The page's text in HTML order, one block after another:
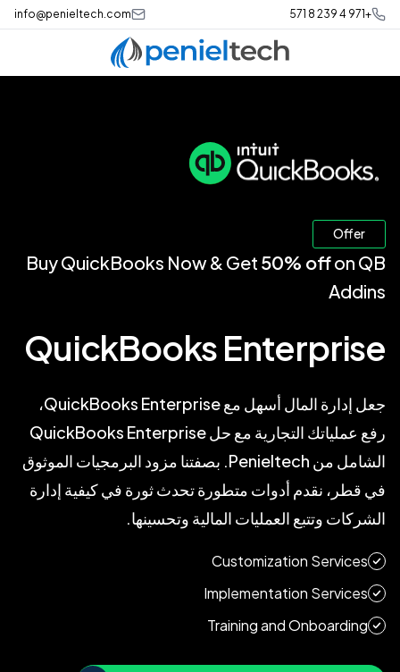
+971 4 239 8 571
info@penieltech.com
Offer
Buy QuickBooks Now & Get 50% offon QB
Addins
QuickBooks Enterprise
جعل إدارة المال أسهل مع QuickBooks Enterprise،
رفع عملياتك التجارية مع حل QuickBooks Enterprise
الشامل من Penieltech. بصفتنا مزود البرمجيات الموثوق
في قطر، نقدم أدوات متطورة تحدث ثورة في كيفية إدارة
الشركات وتتبع العمليات المالية وتحسينها.
Customization Services
Implementation Services
Training and Onboarding